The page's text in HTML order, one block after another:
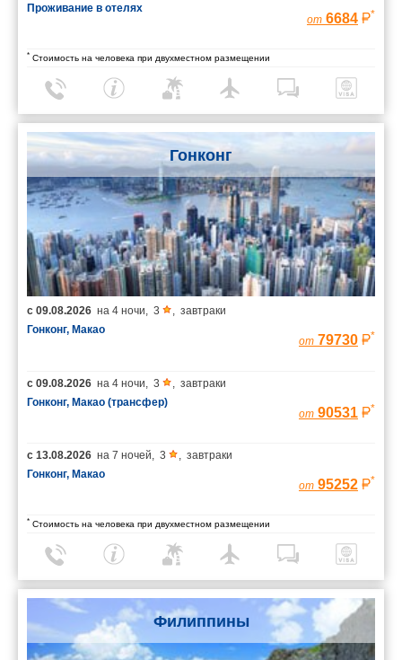
Проживание в отелях
от 6684 *
* Стоимость на человека при двухместном размещении
Гонконг
с 09.08.2026 на 4 ночи, 3 , завтраки
Гонконг, Макао
от 79730 *
с 09.08.2026 на 4 ночи, 3 , завтраки
Гонконг, Макао (трансфер)
от 90531 *
с 13.08.2026 на 7 ночей, 3 , завтраки
Гонконг, Макао
от 95252 *
* Стоимость на человека при двухместном размещении
Филиппины